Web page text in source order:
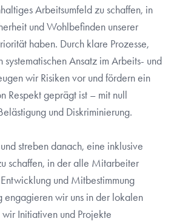
Arbeitsumfeld zu schaffen, in
und Wohlbefinden unserer
haben. Durch klare Prozesse,
systematischen Ansatz im Arbeits- und
wir Risiken vor und fördern ein
Respekt geprägt ist – mit null
und Diskriminierung.
streben danach, eine inklusive
schaffen, in der alle Mitarbeiter
und Mitbestimmung
wir uns in der lokalen
Initiativen und Projekte